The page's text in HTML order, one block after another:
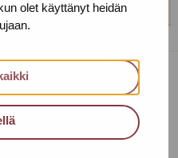
olet käyttänyt heidän